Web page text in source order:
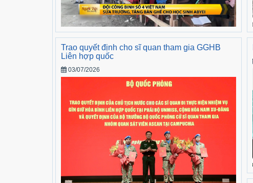
Trao quyết định cho sĩ quan tham gia GGHB
Liên hợp quốc
03/07/2026